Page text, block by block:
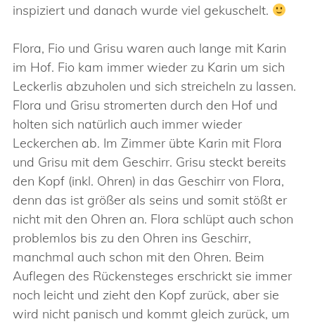
inspiziert und danach wurde viel gekuschelt.
Flora, Fio und Grisu waren auch lange mit Karin
im Hof. Fio kam immer wieder zu Karin um sich
Leckerlis abzuholen und sich streicheln zu lassen.
Flora und Grisu stromerten durch den Hof und
holten sich natürlich auch immer wieder
Leckerchen ab. Im Zimmer übte Karin mit Flora
und Grisu mit dem Geschirr. Grisu steckt bereits
den Kopf (inkl. Ohren) in das Geschirr von Flora,
denn das ist größer als seins und somit stößt er
nicht mit den Ohren an. Flora schlüpt auch schon
problemlos bis zu den Ohren ins Geschirr,
manchmal auch schon mit den Ohren. Beim
Auflegen des Rückensteges erschrickt sie immer
noch leicht und zieht den Kopf zurück, aber sie
wird nicht panisch und kommt gleich zurück, um